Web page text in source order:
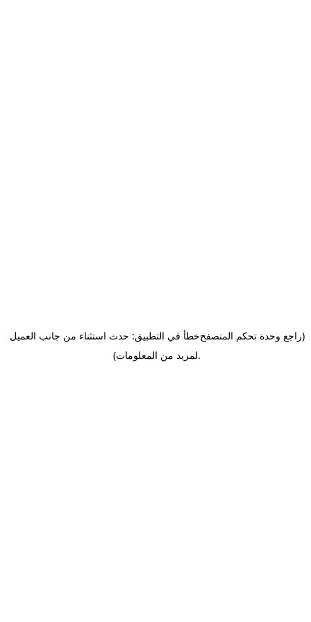
خطأ في التطبيق: حدث استثناء من جانب العميل(راجع وحدة تحكم المتصفح
لمزيد من المعلومات).